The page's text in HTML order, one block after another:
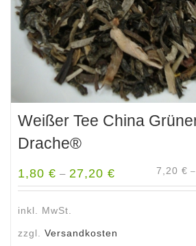
Produktseite
gewählt
werden
Weißer Tee China
Drache®
1,80 € – 27,20 € 7,20 € –
inkl. MwSt.
zzgl. Versandkosten